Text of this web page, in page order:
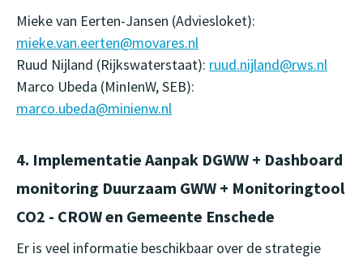
Mieke van Eerten-Jansen (Adviesloket):
mieke.van.eerten@movares.nl
Ruud Nijland (Rijkswaterstaat): ruud.nijland@rws.nl
Marco Ubeda (MinIenW, SEB):
marco.ubeda@minienw.nl
4. Implementatie Aanpak DGWW + Dashboard
monitoring Duurzaam GWW + Monitoringtool
CO2 - CROW en Gemeente Enschede
Er is veel informatie beschikbaar over de strategie